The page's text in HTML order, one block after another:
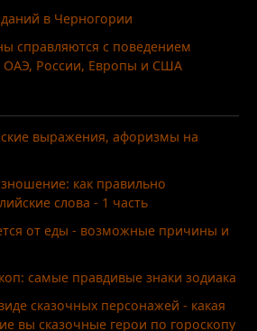
в Черногории
справляются с поведением
ОАЭ, России, Европы и США
выражения, афоризмы на
как правильно
слова - 1 часть
от еды - возможные причины и
самые правдивые знаки зодиака
сказочных персонажей - какая
вы сказочные герои по гороскопу